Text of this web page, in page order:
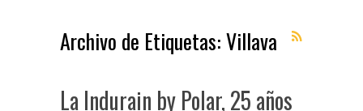
Archivo de Etiquetas:Villava
La Indurain by Polar, 25 años